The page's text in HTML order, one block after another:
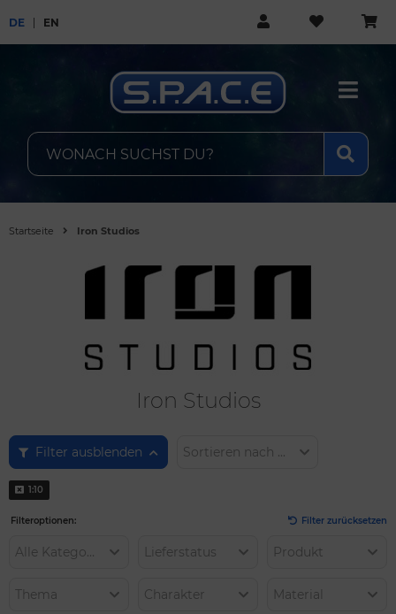
DE EN
Startseite Iron Studios
Iron Studios
Filter ausblenden Sortieren nach ...
1:10
Filteroptionen: Filter zurücksetzen
Alle Kategorien Lieferstatus Produkt
Thema Charakter Material